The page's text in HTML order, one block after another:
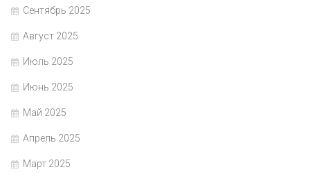
Сентябрь 2025
Август 2025
Июль 2025
Июнь 2025
Май 2025
Апрель 2025
Март 2025